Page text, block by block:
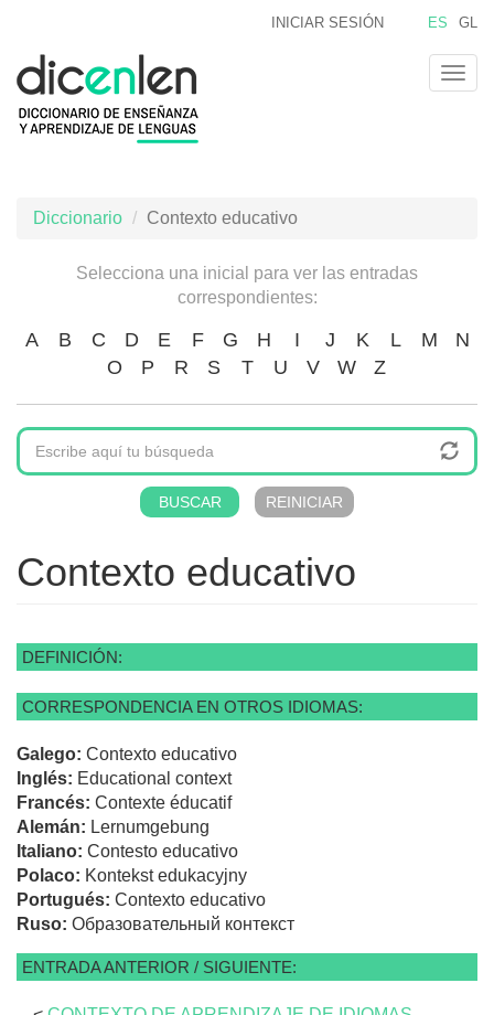
contenido
principal
ES GL
INICIAR SESIÓN
Diccionario Contexto educativo
Selecciona una inicial para ver las entradas
correspondientes:
A B C D E F G H I J K L M
N
O
P R S T U V W Z
Contexto educativo
DEFINICIÓN:
CORRESPONDENCIA EN OTROS IDIOMAS:
Galego: Contexto educativo
Inglés: Educational context
Francés: Contexte éducatif
Alemán: Lernumgebung
Italiano: Contesto educativo
Polaco: Kontekst edukacyjny
Portugués: Contexto educativo
Ruso: Образовательный контекст
ENTRADA ANTERIOR / SIGUIENTE: